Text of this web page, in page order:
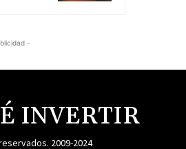
-
INVERTIR
2009-2024